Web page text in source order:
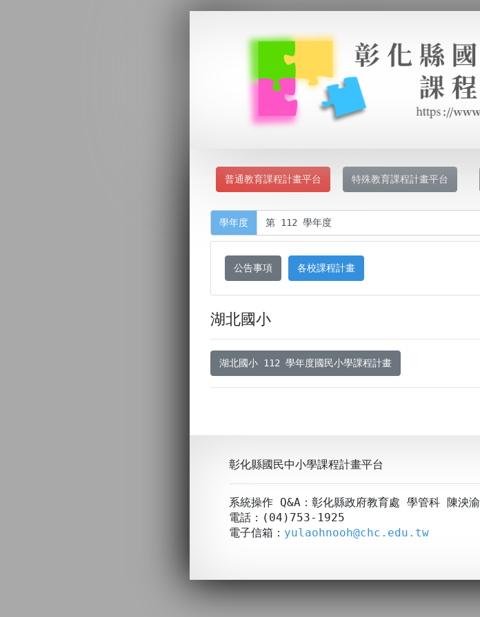
普通教育課程計畫平台 特殊教育課程計畫平台
學年度
公告事項 各校課程計畫
湖北國小
湖北國小 112 學年度國民小學課程計畫
彰化縣國民中小學課程計畫平台
系統操作 Q&A：彰化縣政府教育處 學管科 陳泱渝
電話：(04)753-1925
電子信箱： yulaohnooh@chc.edu.tw